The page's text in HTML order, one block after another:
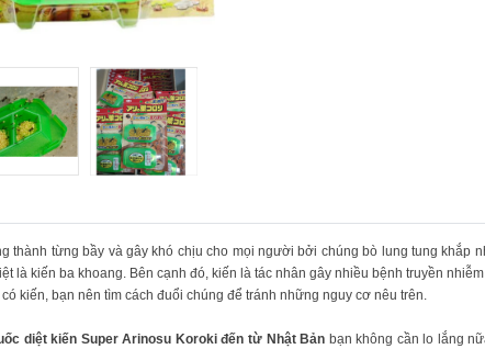
thành từng bầy và gây khó chịu cho mọi người bởi chúng bò lung tung
là kiến ba khoang. Bên cạnh đó, kiến là tác nhân gây nhiều bệnh truyền
kiến, bạn nên tìm cách đuổi chúng để tránh những nguy cơ nêu trên.
diệt kiến Super Arinosu Korokiđến từ Nhật Bản bạn không cần lo lắng